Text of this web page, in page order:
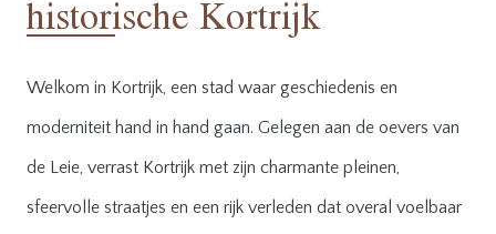
historische Kortrijk
Welkom in Kortrijk, een stad waar geschiedenis en
moderniteit hand in hand gaan. Gelegen aan de oevers van
de Leie, verrast Kortrijk met zijn charmante pleinen,
sfeervolle straatjes en een rijk verleden dat overal voelbaar